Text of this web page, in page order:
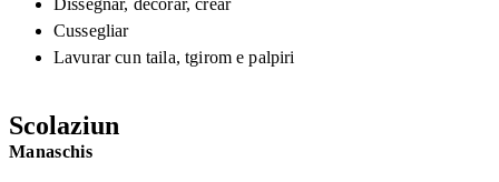
Dissegnar, decorar, crear
Cussegliar
Lavurar cun taila, tgirom e palpiri
Scolaziun
Manaschis